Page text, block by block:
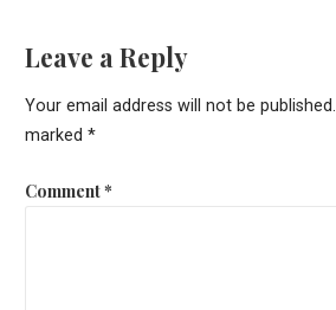
Leave a Reply
Your email address will not be published.
marked *
Comment*